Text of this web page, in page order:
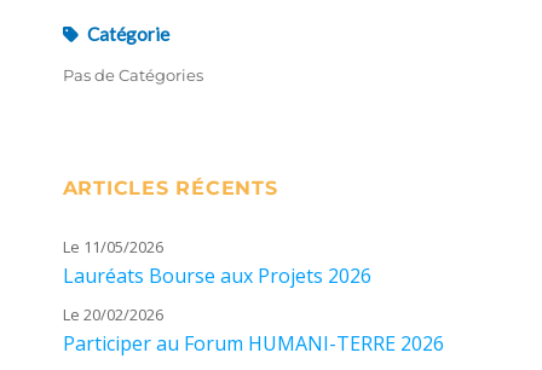
Catégorie
Pas de Catégories
ARTICLES RÉCENTS
Le 11/05/2026
Lauréats Bourse aux Projets 2026
Le 20/02/2026
Participer au Forum HUMANI-TERRE 2026